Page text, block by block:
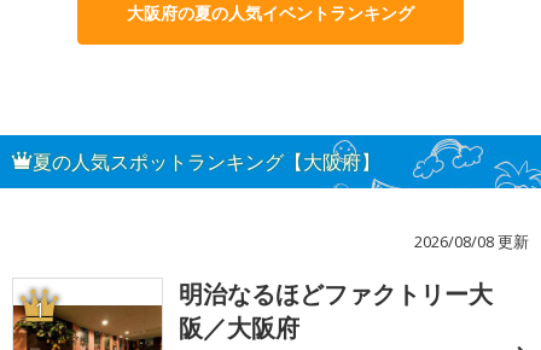
大阪府の夏の人気イベントランキング
夏の人気スポットランキング【大阪府】
2026/08/08 更新
1
明治なるほどファクトリー大
阪／大阪府